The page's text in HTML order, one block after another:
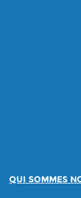
QUI SOMMES